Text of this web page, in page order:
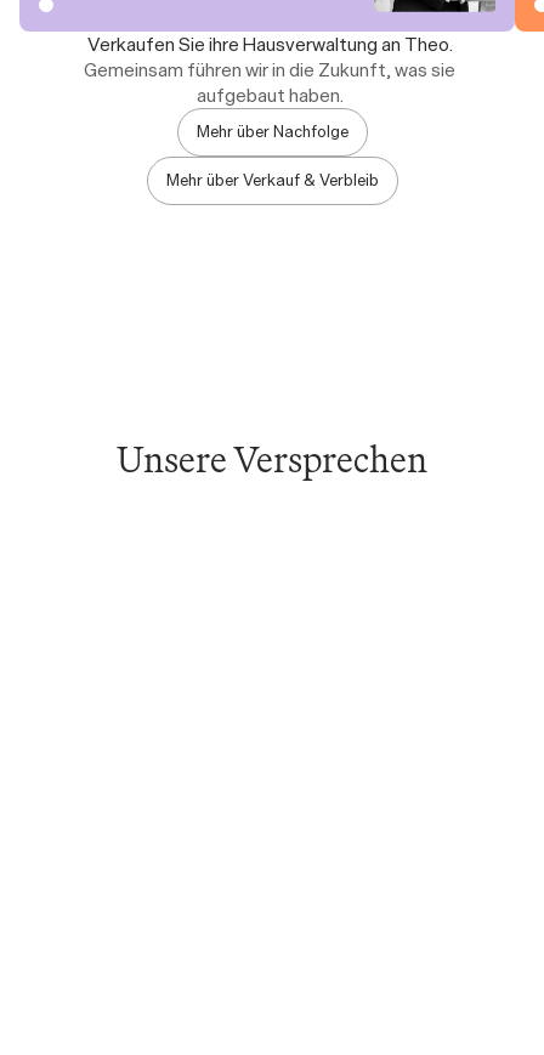
Gemeinsam führen wir in die Zukunft, was sie
aufgebaut haben.
Mehr über Nachfolge
Mehr über Verkauf & Verbleib
Unsere Versprechen